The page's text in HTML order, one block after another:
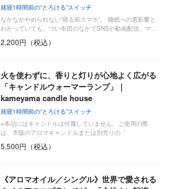
就寝1時間前の“とろける”スイッチ
なかなかやめられない“寝る前スマホ”。 睡眠への悪影響と
わかっていても、つい布団のなかでSNSや動画配信、マ…
2,200円（税込）
火を使わずに、香りと灯りが心地よく広がる
「キャンドルウォーマーランプ」｜
kameyama candle house
就寝1時間前の“とろける”スイッチ
※本品にはキャンドルは付属していません。ご使用の際
は、市販のアロマキャンドルまたは別売りの「
5,500円（税込）
《アロマオイル／シングル》世界で愛される